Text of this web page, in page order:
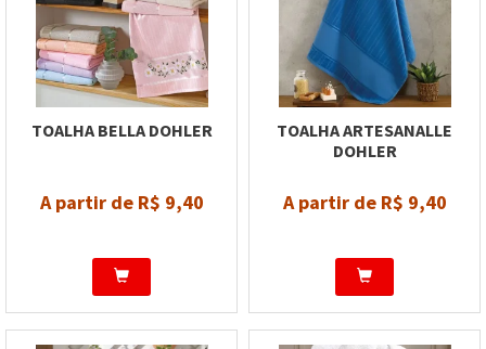
TOALHA BELLA DOHLER
A partir de R$ 9,40
TOALHA ARTESANALLE
DOHLER
A partir de R$ 9,40